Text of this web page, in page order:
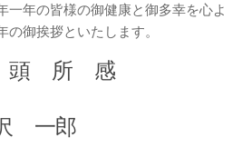
一年の皆様の御健康と御多幸を心よ
の御挨拶といたします。
頭 所 感
一郎